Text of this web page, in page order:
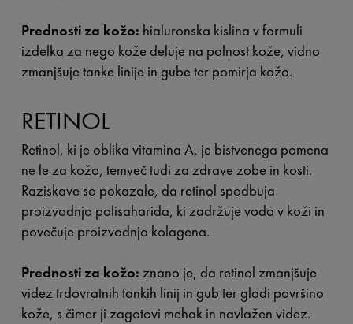
Prednosti za kožo: hialuronska kislina v formuli
izdelka za nego kože deluje na polnost kože, vidno
zmanjšuje tanke linije in gube ter pomirja kožo.
RETINOL
Retinol, ki je oblika vitamina A, je bistvenega pomena
ne le za kožo, temveč tudi za zdrave zobe in kosti.
Raziskave so pokazale, da retinol spodbuja
proizvodnjo polisaharida, ki zadržuje vodo v koži in
povečuje proizvodnjo kolagena.
Prednosti za kožo: znano je, da retinol zmanjšuje
videz trdovratnih tankih linij in gub ter gladi površino
kože, s čimer ji zagotovi mehak in navlažen videz.